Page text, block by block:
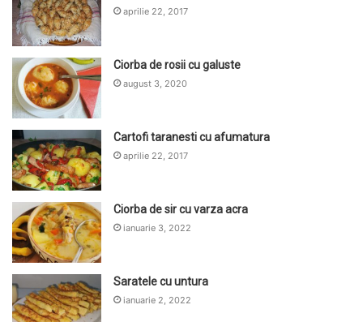
aprilie 22, 2017
Ciorba de rosii cu galuste
august 3, 2020
Cartofi taranesti cu afumatura
aprilie 22, 2017
Ciorba de sir cu varza acra
ianuarie 3, 2022
Saratele cu untura
ianuarie 2, 2022